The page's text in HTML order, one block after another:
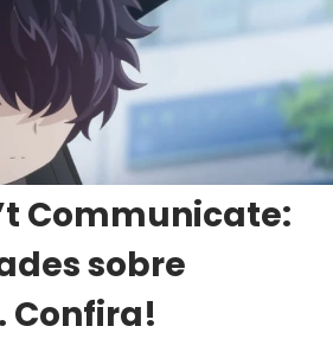
Communicate:
sobre
Confira!